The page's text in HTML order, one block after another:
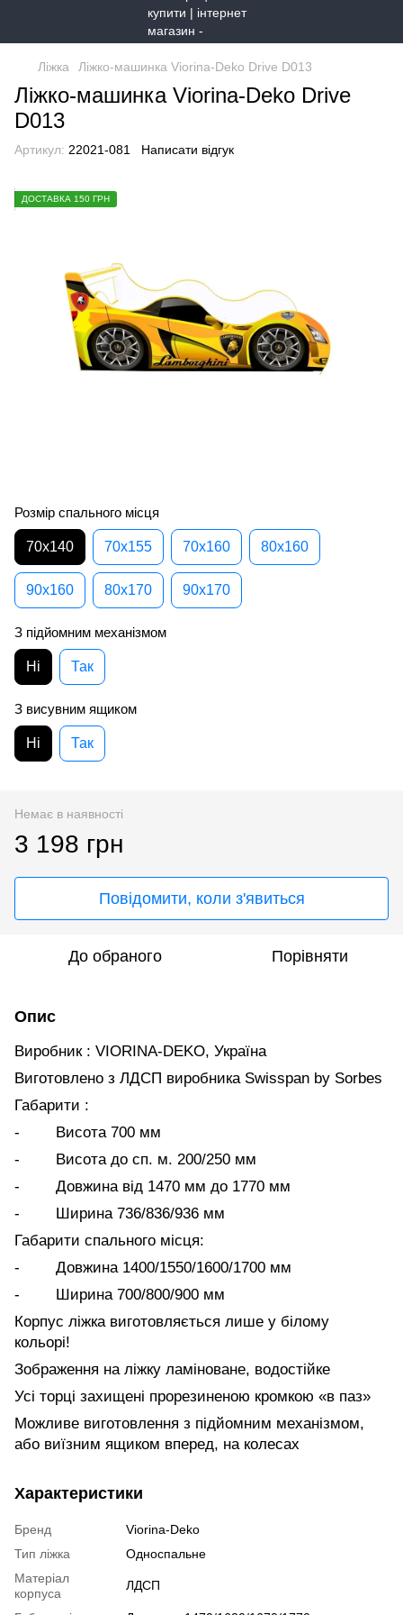
Ліжка Ліжко-машинка Viorina-Deko Drive D013
Ліжко-машинка Viorina-Deko Drive
D013
Артикул: 22021-081 Написати відгук
ДОСТАВКА 150 ГРН
Розмір спального місця
70х140 70х155 70х160 80х160
90х160 80х170 90х170
З підйомним механізмом
Ні Так
З висувним ящиком
Ні Так
Немає в наявності
3 198 грн
Повідомити, коли з'явиться
До обраного Порівняти
Опис
Виробник : VIORINA-DEKO, Україна
Виготовлено з ЛДСП виробника Swisspan by Sorbes
Габарити :
- Висота 700 мм
- Висота до сп. м. 200/250 мм
- Довжина від 1470 мм до 1770 мм
- Ширина 736/836/936 мм
Габарити спального місця:
- Довжина 1400/1550/1600/1700 мм
- Ширина 700/800/900 мм
Корпус ліжка виготовляється лише у білому
кольорі!
Зображення на ліжку ламіноване, водостійке
Усі торці захищені прорезиненою кромкою «в паз»
Можливе виготовлення з підйомним механізмом,
або виїзним ящиком вперед, на колесах
Характеристики
Бренд
Viorina-Deko
Тип ліжка
Односпальне
Матеріал
корпуса
ЛДСП